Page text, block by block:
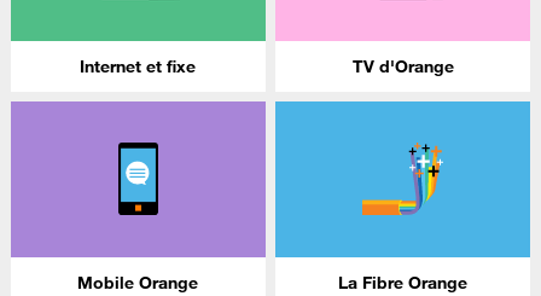
Internet et fixe TV d'Orange
Mobile Orange La Fibre Orange